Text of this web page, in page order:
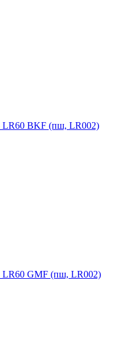
LR60 BKF (пш, LR002)
LR60 GMF (пш, LR002)